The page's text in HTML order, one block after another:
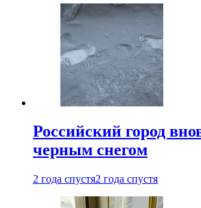
Российский город
черным снегом
2 года спустя2 года спустя